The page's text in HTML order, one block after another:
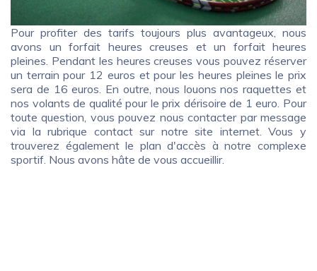
Pour profiter des tarifs toujours plus avantageux, nous
avons un forfait heures creuses et un forfait heures
pleines. Pendant les heures creuses vous pouvez réserver
un terrain pour 12 euros et pour les heures pleines le prix
sera de 16 euros. En outre, nous louons nos raquettes et
nos volants de qualité pour le prix dérisoire de 1 euro. Pour
toute question, vous pouvez nous contacter par message
via la rubrique contact sur notre site internet. Vous y
trouverez également le plan d'accès à notre complexe
sportif. Nous avons hâte de vous accueillir.